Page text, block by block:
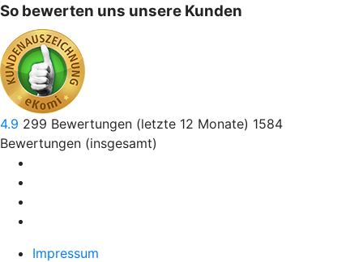
So bewerten uns unsere Kunden
4.9 299 Bewertungen (letzte 12 Monate) 1584
Bewertungen (insgesamt)
Impressum